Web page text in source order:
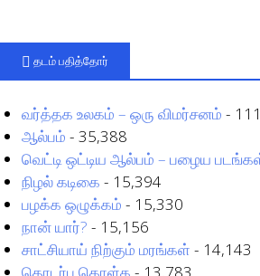
தடம் பதித்தோர்
வர்த்தக உலகம் – ஒரு விமர்சனம் -
ஆல்பம் - 35,388
வெட்டி ஒட்டிய ஆல்பம் – பழைய
நிழல் கடிகை - 15,394
பழக்க ஒழுக்கம் - 15,330
நான் யார்? - 15,156
சாட்சியாய் நிற்கும் மரங்கள் - 14,143
தொடர்பு கொள்க - 13,783